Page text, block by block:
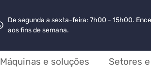
De segunda a sexta-feira: 7h00 - 15h00.
aos fins de semana.
Máquinas e soluções Setores